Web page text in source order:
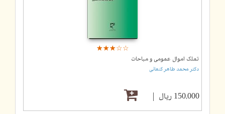
☆☆☆☆☆
★★★★★
تملک اموال عمومی و مباحات
دکتر محمد طاهر کنعانی
150,000 ریال